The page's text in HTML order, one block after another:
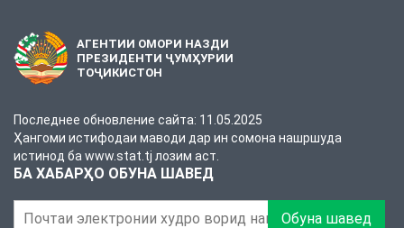
АГЕНТИИ ОМОРИ НАЗДИ
ПРЕЗИДЕНТИ ҶУМҲУРИИ
ТОҶИКИСТОН
Последнее обновление сайта: 11.05.2025
Ҳангоми истифодаи маводи дар ин сомона нашршуда
истинод ба www.stat.tj лозим аст.
БА ХАБАРҲО ОБУНА ШАВЕД
Обуна шавед